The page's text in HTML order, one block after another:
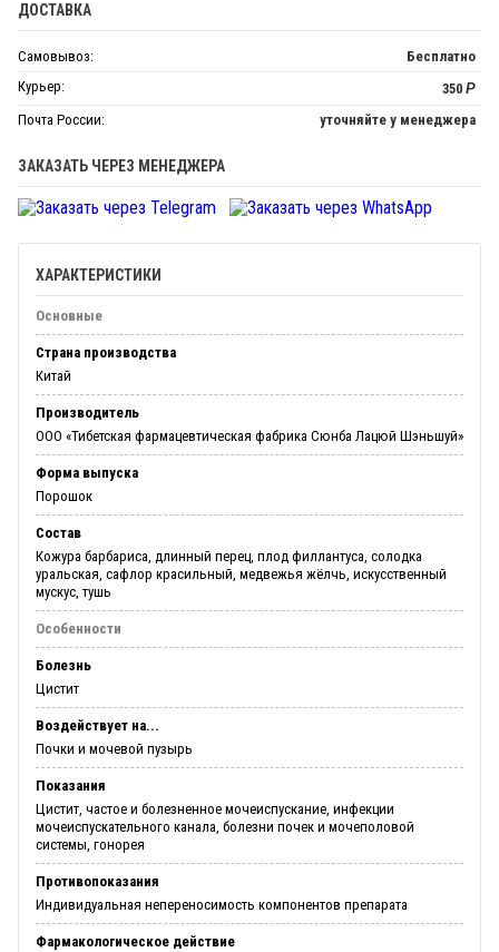
ДОСТАВКА
Самовывоз:
Бесплатно
Курьер:
350 Р
Почта России:
уточняйте у менеджера
ЗАКАЗАТЬ ЧЕРЕЗ МЕНЕДЖЕРА
ХАРАКТЕРИСТИКИ
Основные
Страна производства
Китай
Производитель
ООО «Тибетская фармацевтическая фабрика Сюнба Лацюй Шэньшуй»
Форма выпуска
Порошок
Состав
Кожура барбариса, длинный перец, плод филлантуса, солодка
уральская, сафлор красильный, медвежья жёлчь, искусственный
мускус, тушь
Особенности
Болезнь
Цистит
Воздействует на...
Почки и мочевой пузырь
Показания
Цистит, частое и болезненное мочеиспускание, инфекции
мочеиспускательного канала, болезни почек и мочеполовой
системы, гонорея
Противопоказания
Индивидуальная непереносимость компонентов препарата
Фармакологическое действие